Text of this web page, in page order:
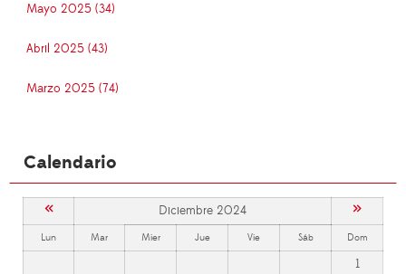
Mayo 2025 (34)
Abril 2025 (43)
Marzo 2025 (74)
Calendario
« Diciembre 2024 »
Lun Mar Mier Jue Vie Sáb Dom
1